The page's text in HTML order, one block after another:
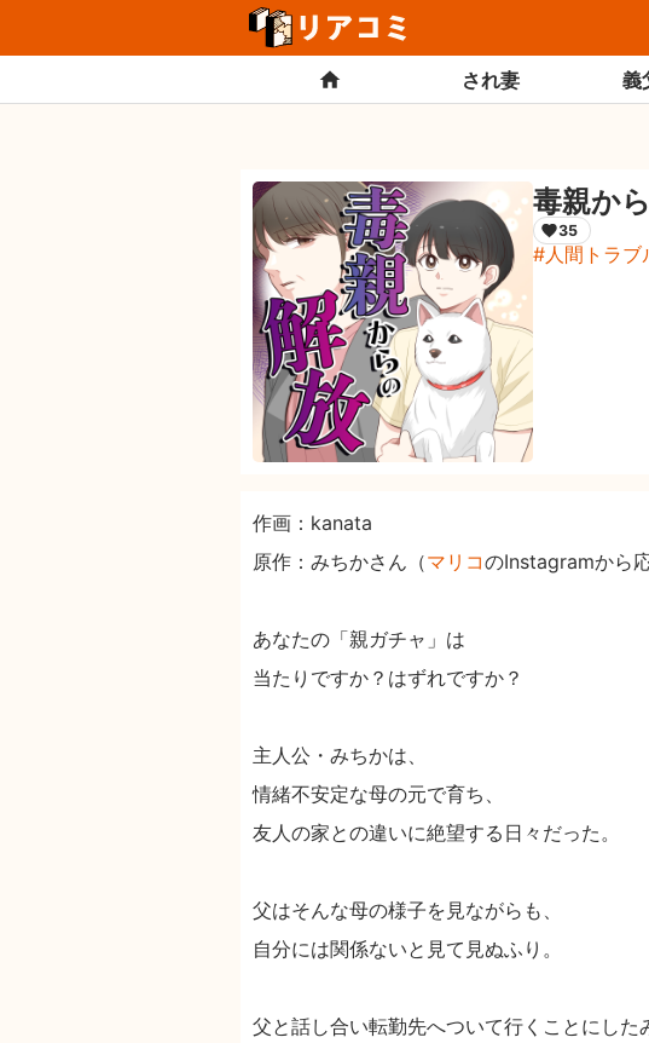
され妻 義
毒親か
35
人間トラブ
作画：kanata
原作：みちかさん（マリコのInstagramから応
あなたの「親ガチャ」は
当たりですか？はずれですか？
主人公・みちかは、
情緒不安定な母の元で育ち、
友人の家との違いに絶望する日々だった。
父はそんな母の様子を見ながらも、
自分には関係ないと見て見ぬふり。
父と話し合い転勤先へついて行くことにした